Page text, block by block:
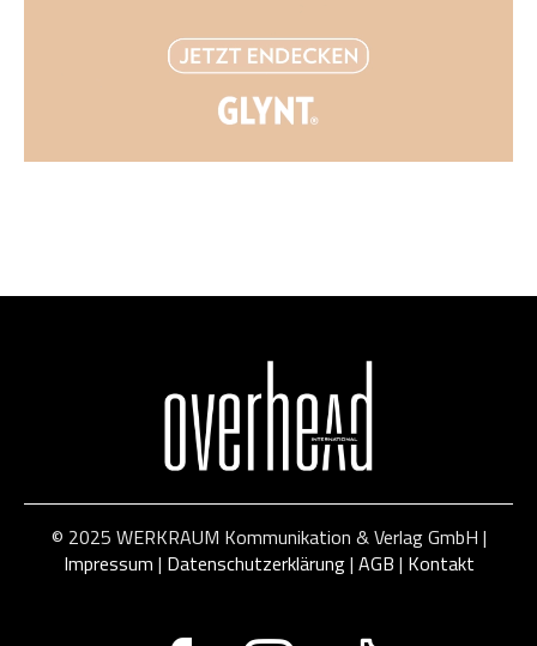
© 2025 WERKRAUM Kommunikation & Verlag GmbH |
Impressum | Datenschutzerklärung| AGB | Kontakt